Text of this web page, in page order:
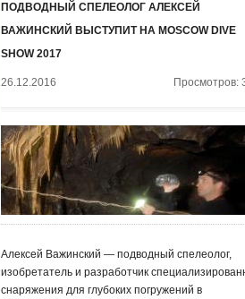
ПОДВОДНЫЙ СПЕЛЕОЛОГ АЛЕКСЕЙ
ВАЖИНСКИЙ ВЫСТУПИТ НА MOSCOW DIVE
SHOW 2017
26.12.2016 Просмотров:
Алексей Важинский — подводный спелеолог,
изобретатель и разработчик
снаряжения для глубоких погружений в